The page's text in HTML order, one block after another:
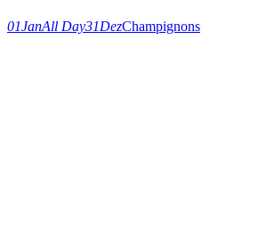
01JanAll Day31DezChampignons